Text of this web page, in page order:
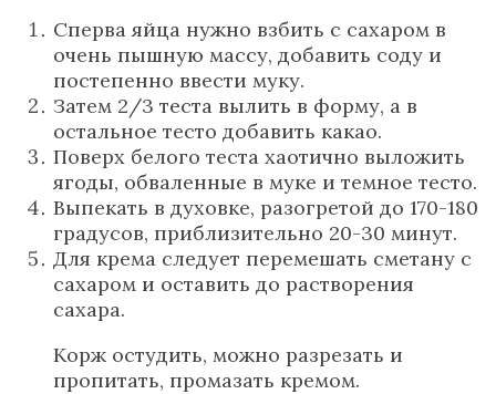
Сперва яйца нужно взбить с сахаром в
очень пышную массу, добавить соду и
постепенно ввести муку.
Затем 2/3 теста вылить в форму, а в
остальное тесто добавить какао.
Поверх белого теста хаотично выложить
ягоды, обваленные в муке и темное тесто.
Выпекать в духовке, разогретой до 170-180
градусов, приблизительно 20-30 минут.
Для крема следует перемешать сметану с
сахаром и оставить до растворения
сахара.
Корж остудить, можно разрезать и
пропитать, промазать кремом.